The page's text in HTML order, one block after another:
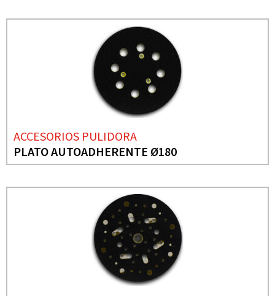
ACCESORIOS PULIDORA
PLATO AUTOADHERENTE Ø180